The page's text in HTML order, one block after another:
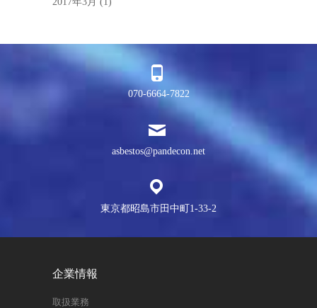
070-6664-7822
asbestos@pandecon.net
東京都昭島市田中町1-33-2
企業情報
取扱業務